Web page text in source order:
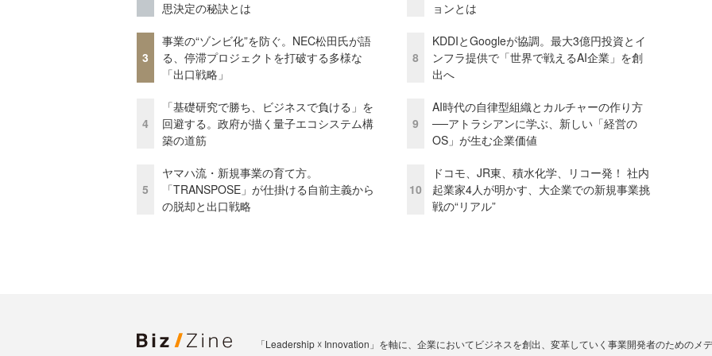
思決定の秘訣とは
3
事業の“ゾンビ化”を防ぐ。NEC松田氏が語
る、停滞プロジェクトを打破する多様な
「出口戦略」
4
「基礎研究で勝ち、ビジネスで負ける」を
回避する。政府が描く量子エコシステム構
築の道筋
5
ヤマハ流・新規事業の育て方。
「TRANSPOSE」が仕掛ける自前主義から
の脱却と出口戦略
ョンとは
8
KDDIとGoogleが協調。最大3億円投資とイ
ンフラ提供で「世界で戦えるAI企業」を創
出へ
9
AI時代の自律型組織とカルチャーの作り方
──アトラシアンに学ぶ、新しい「経営の
OS」が生む企業価値
10
ドコモ、JR東、積水化学、リコー発！ 社内
起業家4人が明かす、大企業での新規事業挑
戦の“リアル”
「Leadership ☓ Innovation」を軸に、企業においてビジネスを創出、変革していく事業開発者のためのメデ